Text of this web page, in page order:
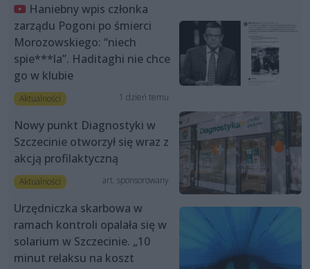
Haniebny wpis członka
zarządu Pogoni po śmierci
Morozowskiego: “niech
spie***la”. Haditaghi nie chce
go w klubie
Aktualności 1 dzień temu
Nowy punkt Diagnostyki w
Szczecinie otworzył się wraz z
akcją profilaktyczną
Aktualności art. sponsorowany
Urzędniczka skarbowa w
ramach kontroli opalała się w
solarium w Szczecinie. „10
minut relaksu na koszt